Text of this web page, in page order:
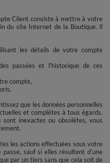
Client consiste à mettre à votre
du site Internet de la Boutique. Il
les détails de votre compte
passées et l'historique de ces
compte,
que les données personnelles
et complètes à tous égards.
sont inexactes ou obsolètes, vous
les actions effectuées sous votre
sauf si elles résultent d’une
par un tiers sans que cela soit de